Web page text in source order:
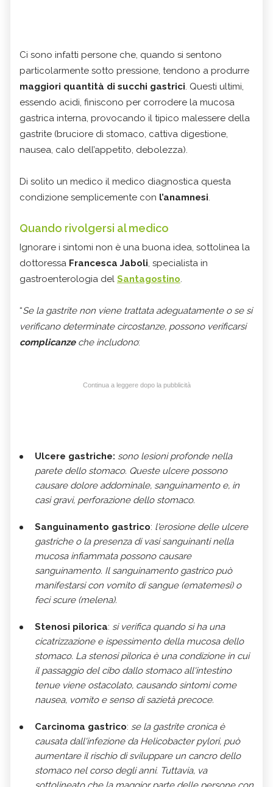
Ci sono infatti persone che, quando si sentono
particolarmente sotto pressione, tendono a produrre
maggiori quantità di succhi gastrici. Questi ultimi,
essendo acidi, finiscono per corrodere la mucosa
gastrica interna, provocando il tipico malessere della
gastrite (bruciore di stomaco, cattiva digestione,
nausea, calo dell’appetito, debolezza).
Di solito un medico il medico diagnostica questa
condizione semplicemente con l’anamnesi.
Quando rivolgersi al medico
Ignorare i sintomi non è una buona idea, sottolinea la
dottoressa Francesca Jaboli, specialista in
gastroenterologia del Santagostino.
“Se la gastrite non viene trattata adeguatamente o se si
verificano determinate circostanze, possono verificarsi
complicanze che includono:
Continua a leggere dopo la pubblicità
Ulcere gastriche: sono lesioni profonde nella
parete dello stomaco. Queste ulcere possono
causare dolore addominale, sanguinamento e, in
casi gravi, perforazione dello stomaco.
Sanguinamento gastrico: l'erosione delle ulcere
gastriche o la presenza di vasi sanguinanti nella
mucosa infiammata possono causare
sanguinamento. Il sanguinamento gastrico può
manifestarsi con vomito di sangue (ematemesi) o
feci scure (melena).
Stenosi pilorica: si verifica quando si ha una
cicatrizzazione e ispessimento della mucosa dello
stomaco. La stenosi pilorica è una condizione in cui
il passaggio del cibo dallo stomaco all'intestino
tenue viene ostacolato, causando sintomi come
nausea, vomito e senso di sazietà precoce.
Carcinoma gastrico: se la gastrite cronica è
causata dall'infezione da Helicobacter pylori, può
aumentare il rischio di sviluppare un cancro dello
stomaco nel corso degli anni. Tuttavia, va